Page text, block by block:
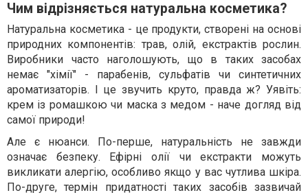
Чим відрізняється натуральна косметика?
Натуральна косметика - це продукти, створені на основі
природних компонентів: трав, олій, екстрактів рослин.
Виробники часто наголошують, що в таких засобах
немає "хімії" - парабенів, сульфатів чи синтетичних
ароматизаторів. І це звучить круто, правда ж? Уявіть:
крем із ромашкою чи маска з медом - наче догляд від
самої природи!
Але є нюанси. По-перше, натуральність не завжди
означає безпеку. Ефірні олії чи екстракти можуть
викликати алергію, особливо якщо у вас чутлива шкіра.
По-друге, термін придатності таких засобів зазвичай